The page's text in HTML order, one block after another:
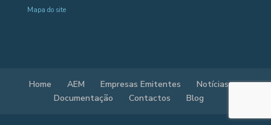
Mapa do site
Home AEM Empresas Emitentes
Notícias
Documentação
Contactos Blog